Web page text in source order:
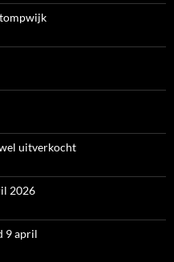
uitverkocht
2026
9 april